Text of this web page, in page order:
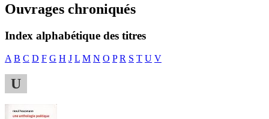
Ouvrages chroniqués
Index alphabétique des titres
A B C D F G H J L M N O P R S T U V
U